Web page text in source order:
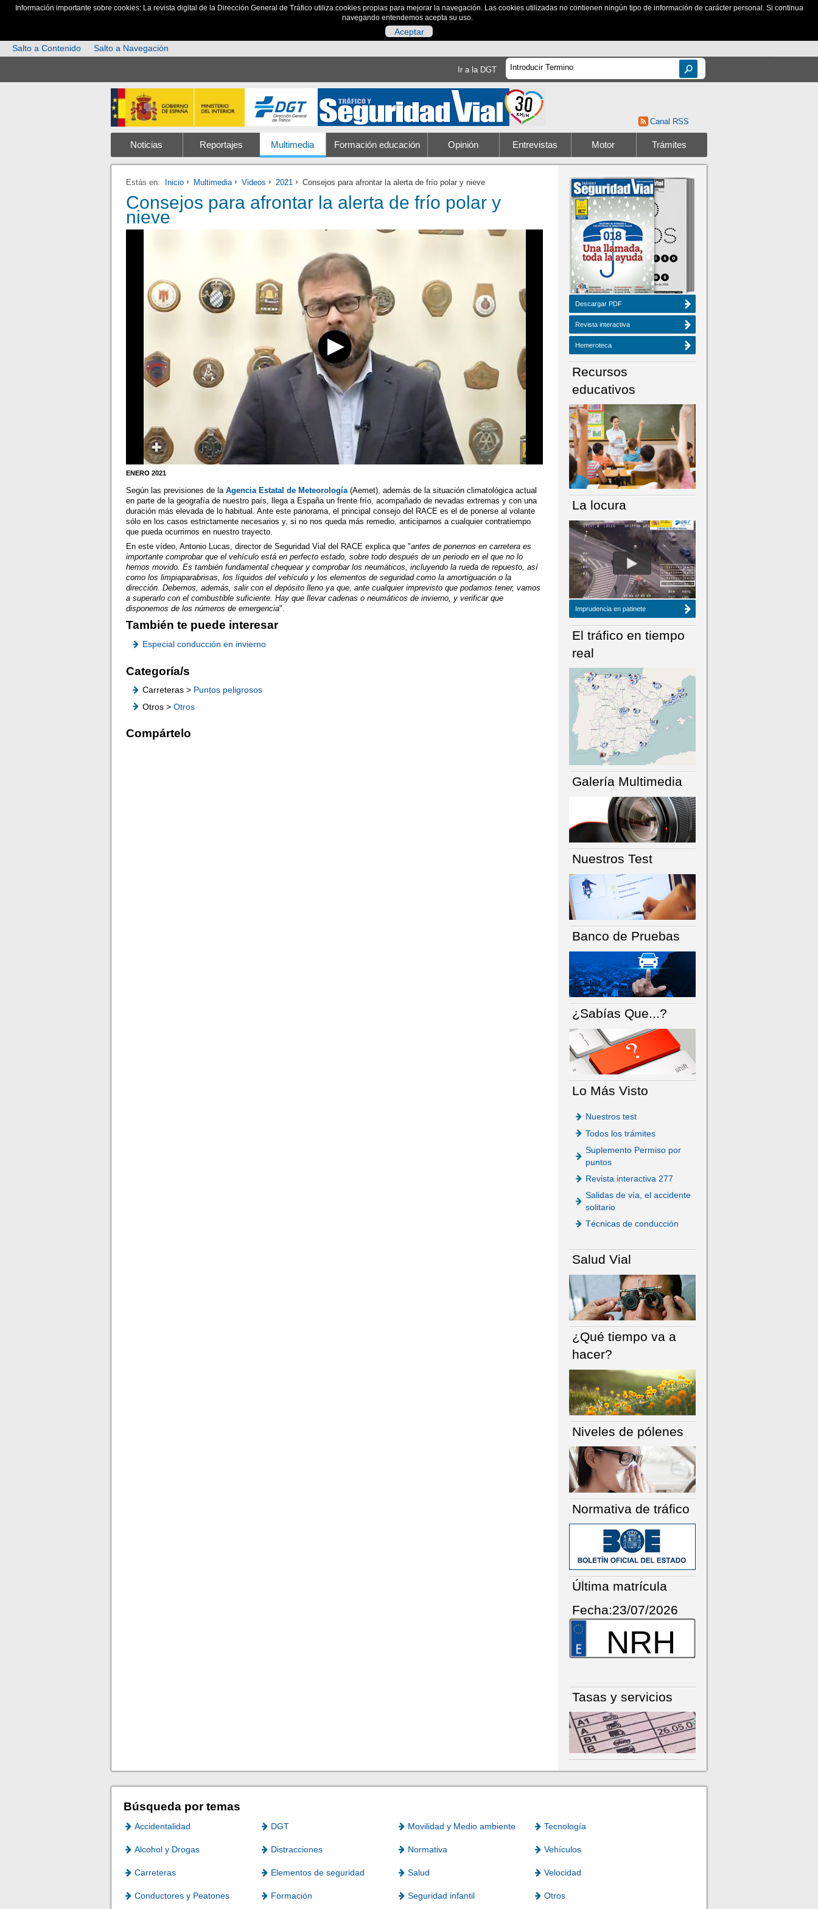
Información importante sobre cookies: La revista digital de la Dirección General de Tráfico utiliza cookies propias para mejorar la navegación. Las cookies utilizadas no contienen ningún tipo de información de carácter personal. Si continua
navegando entendemos acepta su uso.
Aceptar
Salto a Contenido
Salto a Navegación
Ir a la DGT
Canal RSS
Noticias Reportajes Multimedia Formación educación Opinión Entrevistas Motor Trámites
Estás en: Inicio Multimedia Videos 2021 Consejos para afrontar la alerta de frío polar y nieve
Consejos para afrontar la alerta de frío polar y
nieve
ENERO 2021
Según las previsiones de laAgencia Estatal de Meteorología (Aemet), además de la situación climatológica actual
en parte de la geografía de nuestro país, llega a España un frente frío, acompañado de nevadas extremas y con una
duración más elevada de lo habitual. Ante este panorama, el principal consejo del RACE es el de ponerse al volante
sólo en los casos estrictamente necesarios y, si no nos queda más remedio, anticiparnos a cualquier contratiempo
que pueda ocurrirnos en nuestro trayecto.
En este vídeo, Antonio Lucas, director de Seguridad Vial del RACE explica que "antes de ponernos en carretera es
importante comprobar que el vehículo está en perfecto estado, sobre todo después de un periodo en el que no lo
hemos movido. Es también fundamental chequear y comprobar los neumáticos, incluyendo la rueda de repuesto, así
como los limpiaparabrisas, los líquidos del vehículo y los elementos de seguridad como la amortiguación o la
dirección. Debemos, además, salir con el depósito lleno ya que, ante cualquier imprevisto que podamos tener, vamos
a superarlo con el combustible suficiente. Hay que llevar cadenas o neumáticos de invierno, y verificar que
disponemos de los números de emergencia".
También te puede interesar
Especial conducción en invierno
Categoría/s
Carreteras > Puntos peligrosos
Otros >Otros
Compártelo
NÚMERO ACTUAL HEMEROTECA
Descargar PDF
Revista interactiva
Hemeroteca
Recursos
educativos
La locura
Imprudencia en patinete
El tráfico en tiempo
real
Galería Multimedia
Nuestros Test
Banco de Pruebas
¿Sabías Que...?
Lo Más Visto
Nuestros test
Todos los trámites
Suplemento Permiso por
puntos
Revista interactiva 277
Salidas de vía, el accidente
solitario
Técnicas de conducción
Salud Vial
¿Qué tiempo va a
hacer?
Niveles de pólenes
Normativa de tráfico
Última matrícula
Fecha:23/07/2026
NRH
Tasas y servicios
Búsqueda por temas
Accidentalidad DGT Movilidad y Medio ambiente Tecnología
Alcohol y Drogas Distracciones Normativa Vehículos
Carreteras Elementos de seguridad Salud Velocidad
Conductores y Peatones Formación Seguridad infantil Otros